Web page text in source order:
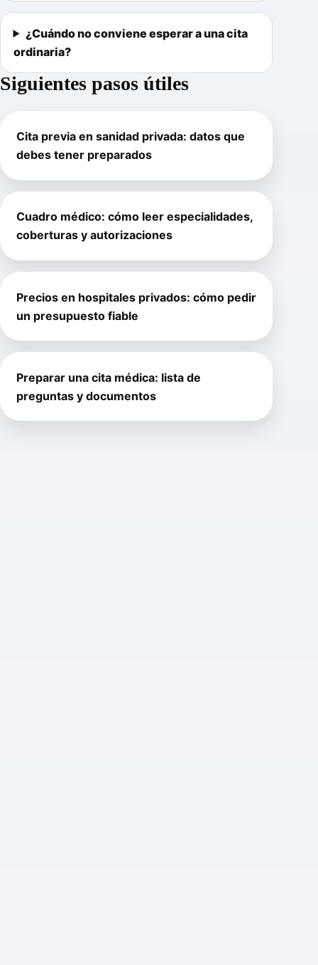
¿Cuándo no conviene esperar a una cita
ordinaria?
Siguientes pasos útiles
Cita previa en sanidad privada: datos que
debes tener preparados
Cuadro médico: cómo leer especialidades,
coberturas y autorizaciones
Precios en hospitales privados: cómo pedir
un presupuesto fiable
Preparar una cita médica: lista de
preguntas y documentos